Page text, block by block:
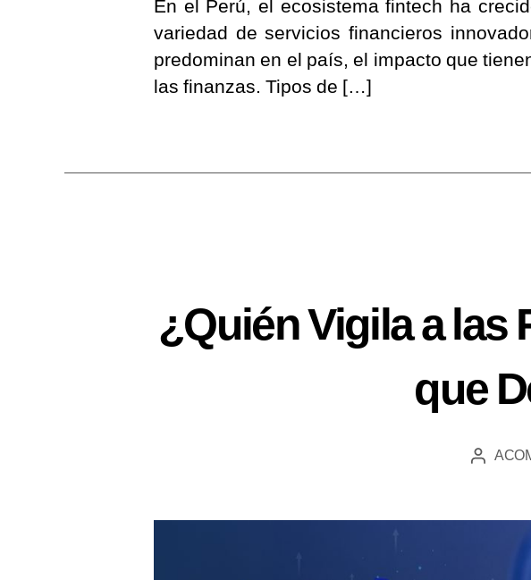
En el Perú, el ecosistema fintech ha
variedad de servicios financieros
predominan en el país, el impacto que
las finanzas. Tipos de […]
¿Quién Vigila a las
que